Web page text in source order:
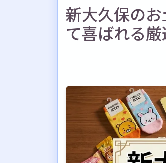
新大久保の
て喜ばれる